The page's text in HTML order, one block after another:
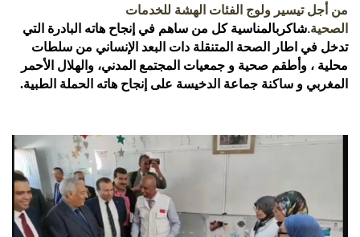
من أجل تيسير ولوج الفئات الهشة للخدمات
الصحية.شاكربالمناسية كل من ساهم في إنجاح هاته البادرة التي
تدخل في اطار الصحة المتنقلة دات البعد الإنساني من سلطات
محلية ، وأطقم صحية و جمعيات المجتمع المدني، والهلال الأحمر
المغربي و ساكنة جماعة الدخيسة على إنجاح هاته الحملة الطبية.